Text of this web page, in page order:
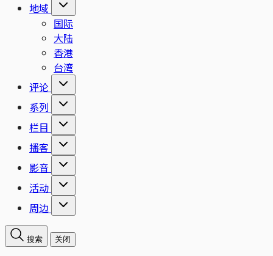
地域
国际
大陆
香港
台湾
评论
系列
栏目
播客
影音
活动
周边
搜索 关闭